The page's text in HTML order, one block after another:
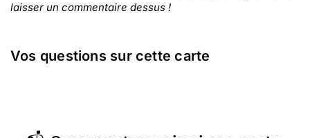
laisser un commentaire dessus !
Vos questions sur cette carte